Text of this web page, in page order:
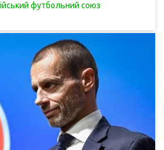
футбольний союз